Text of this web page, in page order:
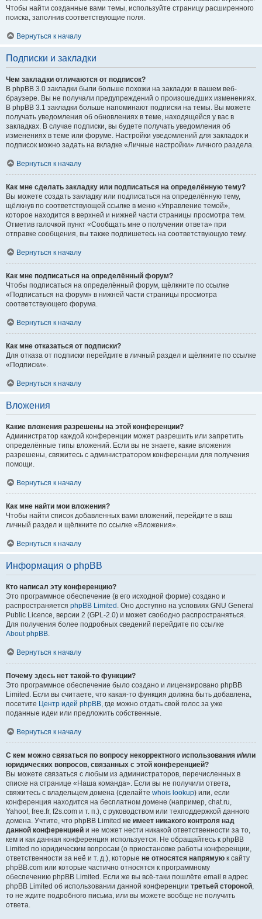
Чтобы найти созданные вами темы, используйте страницу расширенного
поиска, заполнив соответствующие поля.
Вернуться к началу
Подписки и закладки
Чем закладки отличаются от подписок?
В phpBB 3.0 закладки были больше похожи на закладки в вашем веб-
браузере. Вы не получали предупреждений о произошедших изменениях.
В phpBB 3.1 закладки больше напоминают подписки на темы. Вы можете
получать уведомления об обновлениях в теме, находящейся у вас в
закладках. В случае подписки, вы будете получать уведомления об
изменениях в теме или форуме. Настройки уведомлений для закладок и
подписок можно задать на вкладке «Личные настройки» личного раздела.
Вернуться к началу
Как мне сделать закладку или подписаться на определённую тему?
Вы можете создать закладку или подписаться на определённую тему,
щёлкнув по соответствующей ссылке в меню «Управление темой»,
которое находится в верхней и нижней части страницы просмотра тем.
Отметив галочкой пункт «Сообщать мне о получении ответа» при
отправке сообщения, вы также подпишетесь на соответствующую тему.
Вернуться к началу
Как мне подписаться на определённый форум?
Чтобы подписаться на определённый форум, щёлкните по ссылке
«Подписаться на форум» в нижней части страницы просмотра
соответствующего форума.
Вернуться к началу
Как мне отказаться от подписки?
Для отказа от подписки перейдите в личный раздел и щёлкните по ссылке
«Подписки».
Вернуться к началу
Вложения
Какие вложения разрешены на этой конференции?
Администратор каждой конференции может разрешить или запретить
определённые типы вложений. Если вы не знаете, какие вложения
разрешены, свяжитесь с администратором конференции для получения
помощи.
Вернуться к началу
Как мне найти мои вложения?
Чтобы найти список добавленных вами вложений, перейдите в ваш
личный раздел и щёлкните по ссылке «Вложения».
Вернуться к началу
Информация о phpBB
Кто написал эту конференцию?
Это программное обеспечение (в его исходной форме) создано и
распространяется phpBB Limited . Оно доступно на условиях GNU General
Public Licence, версии 2 (GPL-2.0) и может свободно распространяться.
Для получения более подробных сведений перейдите по ссылке
About phpBB.
Вернуться к началу
Почему здесь нет такой-то функции?
Это программное обеспечение было создано и лицензировано phpBB
Limited. Если вы считаете, что какая-то функция должна быть добавлена,
посетите Центр идей phpBB, где можно отдать свой голос за уже
поданные идеи или предложить собственные.
Вернуться к началу
С кем можно связаться по вопросу некорректного использования и/или
юридических вопросов, связанных с этой конференцией?
Вы можете связаться с любым из администраторов, перечисленных в
списке на странице «Наша команда». Если вы не получили ответа,
свяжитесь с владельцем домена (сделайте whois lookup) или, если
конференция находится на бесплатном домене (например, chat.ru,
Yahoo!, free.fr, f2s.com и т. п.), с руководством или техподдержкой данного
домена. Учтите, что phpBB Limited не имеет никакого контроля над
данной конференцией и не может нести никакой ответственности за то,
кем и как данная конференция используется. Не обращайтесь к phpBB
Limited по юридическим вопросам (о приостановке работы конференции,
ответственности за неё и т. д.), которые не относятся напрямую к сайту
phpBB.com или которые частично относятся к программному
обеспечению phpBB Limited. Если же вы всё-таки пошлёте email в адрес
phpBB Limited об использовании данной конференции третьей стороной,
то не ждите подробного письма, или вы можете вообще не получить
ответа.